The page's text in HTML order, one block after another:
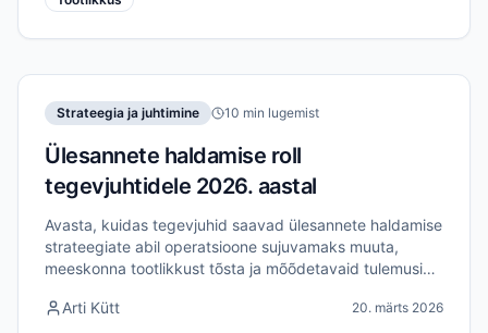
Strateegia ja juhtimine 10 min lugemist
Ülesannete haldamise roll
tegevjuhtidele 2026. aastal
Avasta, kuidas tegevjuhid saavad ülesannete haldamise
strateegiate abil operatsioone sujuvamaks muuta,
meeskonna tootlikkust tõsta ja mõõdetavaid tulemusi
Arti Kütt
20. märts 2026